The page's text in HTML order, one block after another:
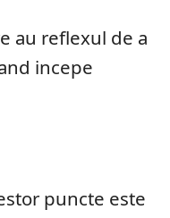
au reflexul de a
incepe
puncte este